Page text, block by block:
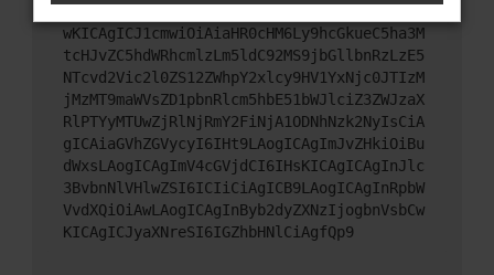
mNvbmZpZyI6IHsKICAgICJtZXRob2QiOiAiR0VUIi
wKICAgICJ1cmwiOiAiaHR0cHM6Ly9hcGkueC5ha3M
tcHJvZC5hdWRhcmlzLm5ldC92MS9jbGllbnRzLzE5
NTcvd2Vic2l0ZS12ZWhpY2xlcy9HV1YxNjc0JTIzM
jMzMT9maWVsZD1pbnRlcm5hbE51bWJlciZ3ZWJzaX
RlPTYyMTUwZjRlNjRmY2FiNjA1ODNhNzk2NyIsCiA
gICAiaGVhZGVycyI6IHt9LAogICAgImJvZHkiOiBu
dWxsLAogICAgImV4cGVjdCI6IHsKICAgICAgInJlc
3BvbnNlVHlwZSI6ICIiCiAgICB9LAogICAgInRpbW
VvdXQiOiAwLAogICAgInByb2dyZXNzIjogbnVsbCw
KICAgICJyaXNreSI6IGZhbHNlCiAgfQp9